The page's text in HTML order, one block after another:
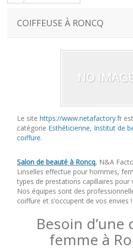
COIFFEUSE À RONCQ
Le site https://www.netafactory.fr
catégorie Esthéticienne, Institut de
coiffure.
Salon de beauté à Roncq, N&A
Linselles effectue pour hommes,
types de prestations capillaires pour
Nos équipes sont des
coiffure et s’occupent de vos envies !
Besoin d’une
femme à